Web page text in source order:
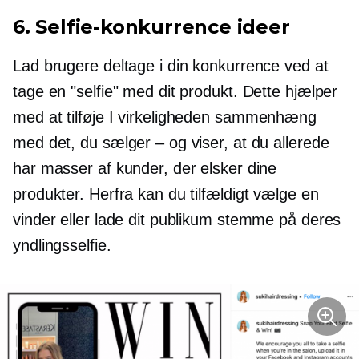
6. Selfie-konkurrence ideer
Lad brugere deltage i din konkurrence ved at
tage en "selfie" med dit produkt. Dette hjælper
med at tilføje I virkeligheden sammenhæng
med det, du sælger – og viser, at du allerede
har masser af kunder, der elsker dine
produkter. Herfra kan du tilfældigt vælge en
vinder eller lade dit publikum stemme på deres
yndlingsselfie.